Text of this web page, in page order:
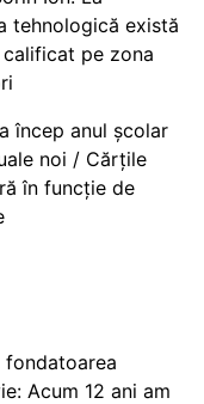
tehnologică există
pe zona
încep anul școlar
noi / Cărțile
în funcție de
fondatoarea
Acum 12 ani am